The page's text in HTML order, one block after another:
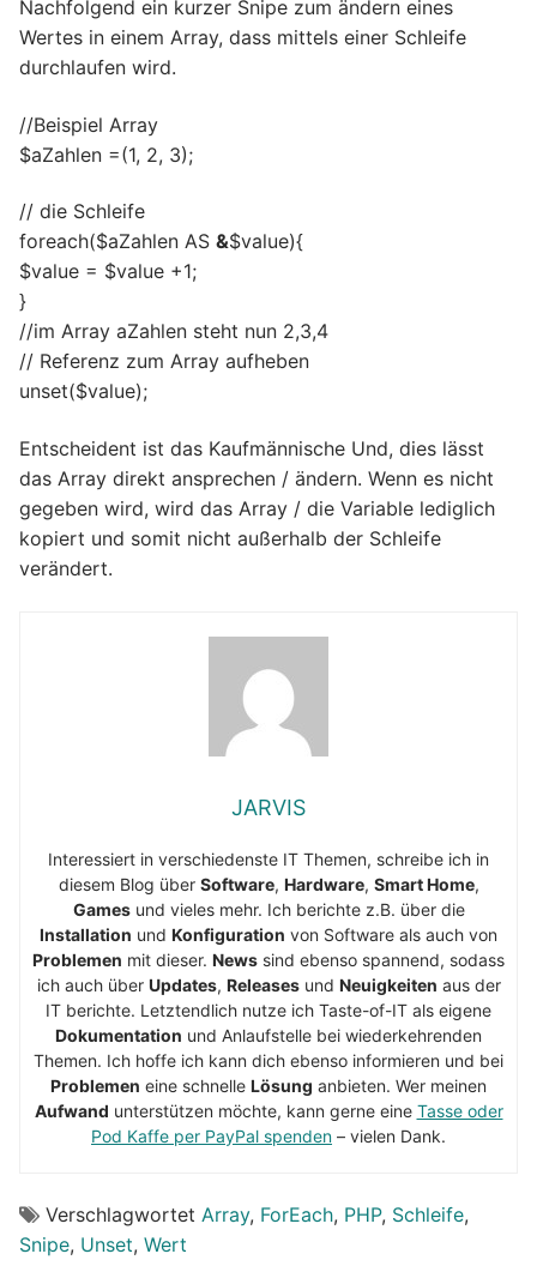
Nachfolgend ein kurzer Snipe zum ändern eines
Wertes in einem Array, dass mittels einer Schleife
durchlaufen wird.
//Beispiel Array
$aZahlen =(1, 2, 3);
// die Schleife
foreach($aZahlen AS &$value){
$value = $value +1;
}
//im Array aZahlen steht nun 2,3,4
// Referenz zum Array aufheben
unset($value);
Entscheident ist das Kaufmännische Und, dies lässt
das Array direkt ansprechen / ändern. Wenn es nicht
gegeben wird, wird das Array / die Variable lediglich
kopiert und somit nicht außerhalb der Schleife
verändert.
JARVIS
Interessiert in verschiedenste IT Themen, schreibe ich in
diesem Blog über Software, Hardware, Smart Home,
Gamesund vieles mehr. Ich berichte z.B. über die
Installation und Konfiguration von Software als auch von
Problemen mit dieser. News sind ebenso spannend, sodass
ich auch über Updates, Releasesund Neuigkeiten aus der
IT berichte. Letztendlich nutze ich Taste-of-IT als eigene
Dokumentation und Anlaufstelle bei wiederkehrenden
Themen. Ich hoffe ich kann dich ebenso informieren und bei
Problemen eine schnelle Lösung anbieten. Wer meinen
Aufwand unterstützen möchte, kann gerne eine Tasse oder
Pod Kaffe per PayPal spenden – vielen Dank.
Verschlagwortet Array, ForEach, PHP, Schleife,
Snipe, Unset, Wert